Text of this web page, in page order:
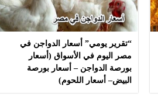
“تقرير يومي” أسعار الدواجن في
مصر اليوم في الأسواق (أسعار
بورصة الدواجن – أسعار بورصة
البيض– أسعار اللحوم)